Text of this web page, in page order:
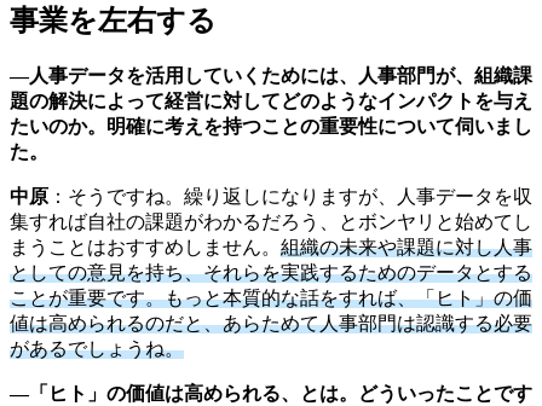
事業を左右する
―人事データを活用していくためには、人事部門が、組織課
題の解決によって経営に対してどのようなインパクトを与え
たいのか。明確に考えを持つことの重要性について伺いまし
た。
中原 ：そうですね。繰り返しになりますが、人事データを収
集すれば自社の課題がわかるだろう、とボンヤリと始めてし
まうことはおすすめしません。 組織の未来や課題に対し人事
としての意見を持ち、それらを実践するためのデータとする
ことが重要です。もっと本質的な話をすれば、「ヒト」の価
値は高められるのだと、あらためて人事部門は認識する必要
があるでしょうね。
―「ヒト」の価値は高められる、とは。どういったことです